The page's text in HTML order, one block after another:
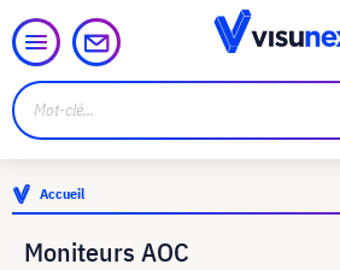
Accueil
Moniteurs AOC